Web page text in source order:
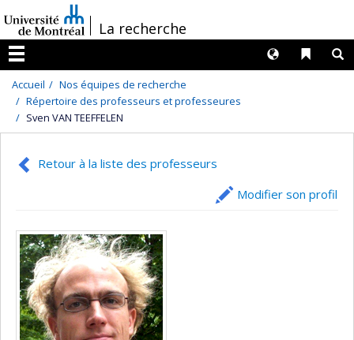
au
contenu
/La recherche
Menu
Liens
Langues
Accueil
Nos équipes de recherche
Répertoire des professeurs et professeures
Sven VAN TEEFFELEN
Retour à la liste des professeurs
Modifier son profil